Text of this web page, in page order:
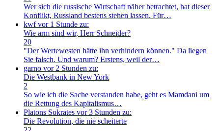
Wer sich die russische Wirtschaft näher betrachtet, hat dieser
Konflikt, Russland bestens stehen lassen. Für…
kwfvor 1 Stunde zu:
Wie arm sind wir, Herr Schneider?
20
"Der Wertewesten hätte ihn verhindern können." Da liegen
Sie falsch. Und warum? Erstens, weil der…
garno vor 2 Stunden zu:
Die Westbank in New York
2
So wie ich die Sache verstanden habe, geht es Mamdani um
die Rettung des Kapitalismus…
Platons Sokrates vor 3 Stunden zu:
Die Revolution, die nie scheiterte